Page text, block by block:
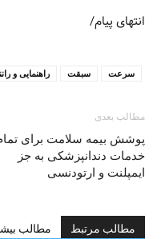
انتهای پیام/
راهنمایی و سبقت سرعت
مطالب بعدی
پوشش بیمه سلامت برای
خدمات دندانپزشکی به جز
ایمپلنت و ارتودنسی
مطالب مرتبط مطالب